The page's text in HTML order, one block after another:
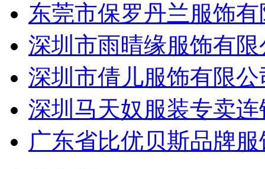
东莞市保罗丹兰服饰
深圳市雨晴缘服饰有限
深圳市倩儿服饰有限公
深圳马天奴服装专卖
广东省比优贝斯品牌